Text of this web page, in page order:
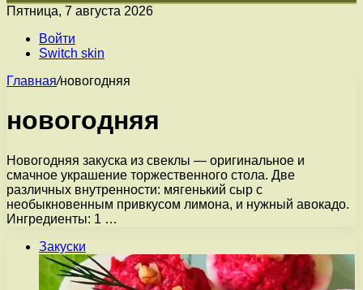
Пятница, 7 августа 2026
Войти
Switch skin
Главная/новогодняя
новогодняя
Новогодняя закуска из свеклы — оригинальное и
смачное украшение торжественного стола. Две
различных внутренности: мягенький сыр с
необыкновенным привкусом лимона, и нужный авокадо.
Ингредиенты: 1 …
Закуски